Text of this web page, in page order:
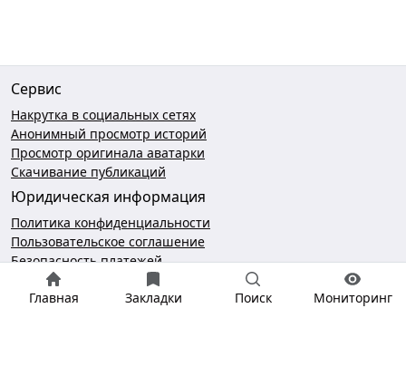
Главная Закладки Поиск Мониторинг
Сервис
Накрутка в социальных сетях
Анонимный просмотр историй
Просмотр оригинала аватарки
Скачивание публикаций
Юридическая информация
Политика конфиденциальности
Пользовательское соглашение
Безопасность платежей
Чат поддержки